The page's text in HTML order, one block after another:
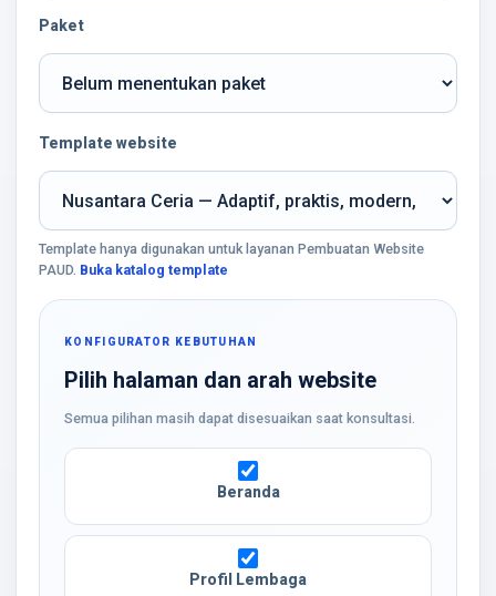
Paket
Template website
Template hanya digunakan untuk layanan Pembuatan Website
PAUD. Buka katalog template
KONFIGURATOR KEBUTUHAN
Pilih halaman dan arah website
Semua pilihan masih dapat disesuaikan saat konsultasi.
Beranda
Profil Lembaga